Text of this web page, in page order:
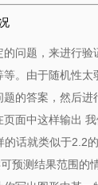
的问题，来进行验
等。由于随机性太
题的答案，然后进
面中这样输出
话就类似于2.2的
预测结果范围的情